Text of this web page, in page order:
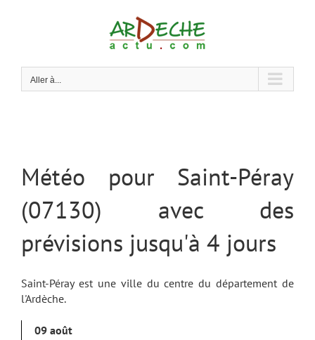
Aller à...
Météo pour Saint-Péray
(07130) avec des
prévisions jusqu'à 4 jours
Saint-Péray est une ville du centre du département de
l'Ardèche.
09 août